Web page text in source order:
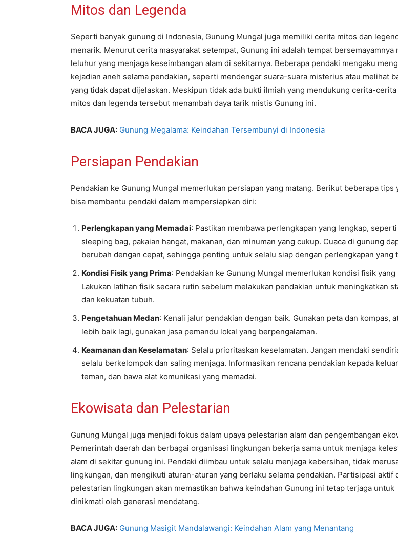
Mitos dan Legenda
Seperti banyak gunung di Indonesia, Gunung Mungal juga memiliki cerita mitos dan
menarik. Menurut cerita masyarakat setempat, Gunung ini adalah tempat bersemayamnya
leluhur yang menjaga keseimbangan alam di sekitarnya. Beberapa pendaki mengaku
kejadian aneh selama pendakian, seperti mendengar suara-suara misterius atau melihat
yang tidak dapat dijelaskan. Meskipun tidak ada bukti ilmiah yang mendukung cerita-cerita
mitos dan legenda tersebut menambah daya tarik mistis Gunung ini.
BACA JUGA: Gunung Megalama: Keindahan Tersembunyi di Indonesia
Persiapan Pendakian
Pendakian ke Gunung Mungal memerlukan persiapan yang matang. Berikut beberapa tips
bisa membantu pendaki dalam mempersiapkan diri:
Perlengkapan yang Memadai: Pastikan membawa perlengkapan yang lengkap,
sleeping bag, pakaian hangat, makanan, dan minuman yang cukup. Cuaca di gunung
berubah dengan cepat, sehingga penting untuk selalu siap dengan perlengkapan yang
Kondisi Fisik yang Prima: Pendakian ke Gunung Mungal memerlukan kondisi fisik yang
Lakukan latihan fisik secara rutin sebelum melakukan pendakian untuk meningkatkan
dan kekuatan tubuh.
Pengetahuan Medan: Kenali jalur pendakian dengan baik. Gunakan peta dan kompas,
lebih baik lagi, gunakan jasa pemandu lokal yang berpengalaman.
Keamanan dan Keselamatan: Selalu prioritaskan keselamatan. Jangan mendaki
selalu berkelompok dan saling menjaga. Informasikan rencana pendakian kepada
teman, dan bawa alat komunikasi yang memadai.
Ekowisata dan Pelestarian
Gunung Mungal juga menjadi fokus dalam upaya pelestarian alam dan pengembangan
Pemerintah daerah dan berbagai organisasi lingkungan bekerja sama untuk menjaga
alam di sekitar gunung ini. Pendaki diimbau untuk selalu menjaga kebersihan, tidak
lingkungan, dan mengikuti aturan-aturan yang berlaku selama pendakian. Partisipasi aktif
pelestarian lingkungan akan memastikan bahwa keindahan Gunung ini tetap terjaga untuk
dinikmati oleh generasi mendatang.
BACA JUGA: Gunung Masigit Mandalawangi: Keindahan Alam yang Menantang